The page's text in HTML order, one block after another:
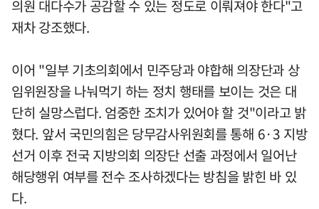
의원 대다수가 공감할 수 있는 정도로 이뤄져야 한다"고
재차 강조했다.
이어 "일부 기초의회에서 민주당과 야합해 의장단과 상
임위원장을 나눠먹기 하는 정치 행태를 보이는 것은 대
단히 실망스럽다. 엄중한 조치가 있어야 할 것"이라고 밝
혔다. 앞서 국민의힘은 당무감사위원회를 통해 6·3 지방
선거 이후 전국 지방의회 의장단 선출 과정에서 일어난
해당행위 여부를 전수 조사하겠다는 방침을 밝힌 바 있
다.